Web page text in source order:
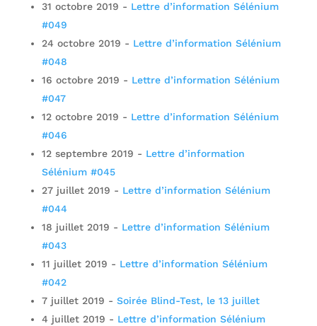
31 octobre 2019 - Lettre d’information Sélénium
#049
24 octobre 2019 - Lettre d’information Sélénium
#048
16 octobre 2019 - Lettre d’information Sélénium
#047
12 octobre 2019 - Lettre d’information Sélénium
#046
12 septembre 2019 - Lettre d’information
Sélénium #045
27 juillet 2019 - Lettre d’information Sélénium
#044
18 juillet 2019 - Lettre d’information Sélénium
#043
11 juillet 2019 - Lettre d’information Sélénium
#042
7 juillet 2019 - Soirée Blind-Test, le 13 juillet
4 juillet 2019 - Lettre d’information Sélénium